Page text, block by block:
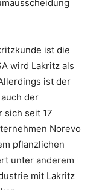
ist die
wird Lakritz als
ist der
der
sich seit 17
Norevo
pflanzlichen
unter anderem
mit Lakritz